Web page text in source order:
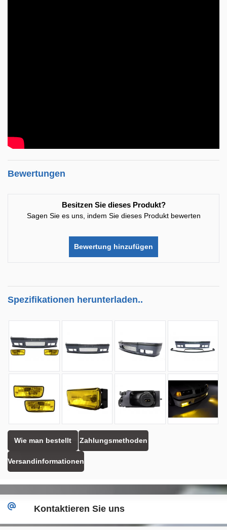
Bewertungen
Besitzen Sie dieses Produkt?
Sagen Sie es uns, indem Sie dieses Produkt bewerten
Bewertung hinzufügen
Spezifikationen herunterladen..
Wie man bestellt Zahlungsmethoden
Versandinformationen
Kontaktieren Sie uns